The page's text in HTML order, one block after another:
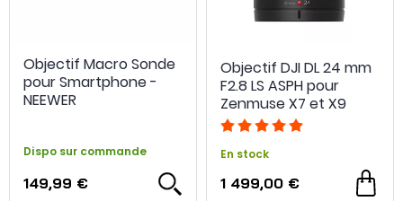
Objectif Macro Sonde
pour Smartphone -
NEEWER
Dispo sur commande
149,99 €
Objectif DJI DL 24 mm
F2.8 LS ASPH pour
Zenmuse X7 et X9
En stock
1 499,00 €